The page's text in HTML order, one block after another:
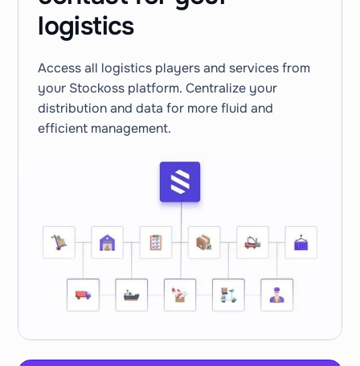
logistics
Access all logistics players and services from
your Stockoss platform. Centralize your
distribution and data for more fluid and
efficient management.